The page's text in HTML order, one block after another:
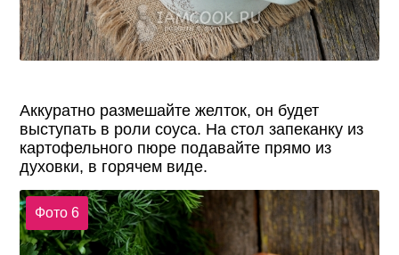
Аккуратно размешайте желток, он будет
выступать в роли соуса. На стол запеканку из
картофельного пюре подавайте прямо из
духовки, в горячем виде.
Фото 6